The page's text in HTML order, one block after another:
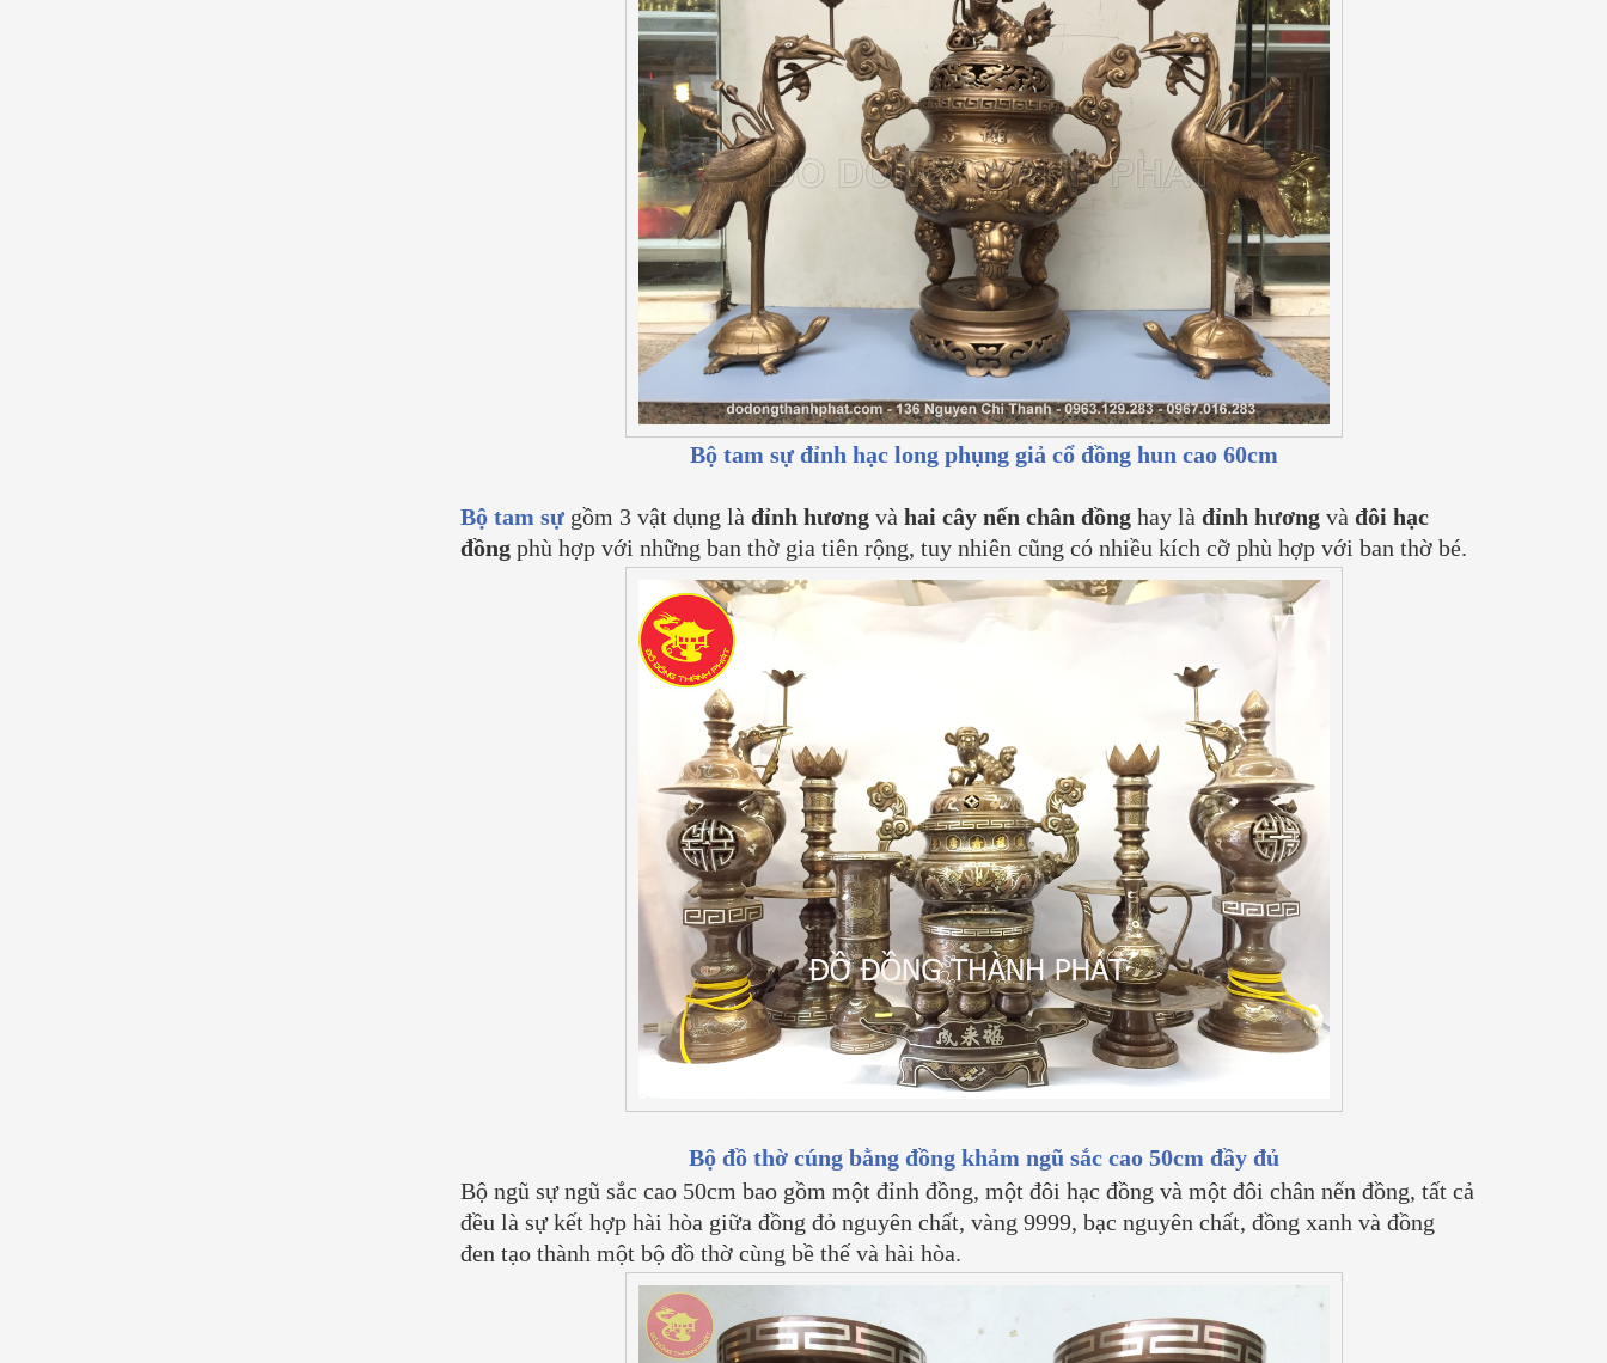
Bộ tam sự đỉnh hạc long phụng giả cổ đồng hun cao 60cm
Bộ tam sựgồm 3 vật dụng là đỉnh hương và hai cây nến chân đồnghay là đỉnh hươngvà đôi hạc
đồngphù hợp với những ban thờ gia tiên rộng, tuy nhiên cũng có nhiều kích cỡ phù hợp với ban thờ bé.
Bộ đồ thờ cúng bằng đồng khảm ngũ sắc cao 50cm đầy đủ
Bộ ngũ sự ngũ sắc cao 50cm bao gồm một đỉnh đồng, một đôi hạc đồng và một đôi chân nến đồng, tất cả
đều là sự kết hợp hài hòa giữa đồng đỏ nguyên chất, vàng 9999, bạc nguyên chất, đồng xanh và đồng
đen tạo thành một bộ đồ thờ cùng bề thế và hài hòa.